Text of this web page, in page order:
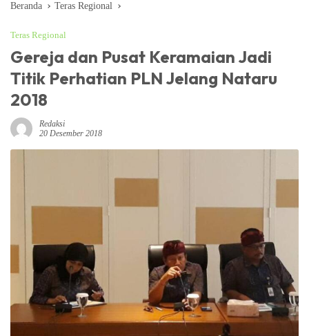
Beranda Teras Regional
Teras Regional
Gereja dan Pusat Keramaian Jadi
Titik Perhatian PLN Jelang Nataru
2018
Redaksi
20 Desember 2018